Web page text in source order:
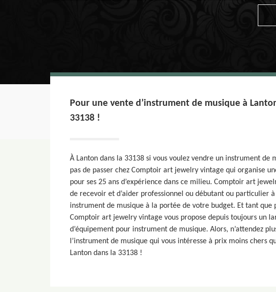
Pour une vente d’instrument de musique à
33138 !
À Lanton dans la 33138 si vous voulez vendre un instrument de
pas de passer chez Comptoir art jewelry vintage qui organise
pour ses 25 ans d’expérience dans ce milieu. Comptoir art
de recevoir et d’aider professionnel ou débutant ou particulier
instrument de musique à la portée de votre budget. Et tant que
Comptoir art jewelry vintage vous propose depuis toujours un
d’équipement pour instrument de musique. Alors, n’attendez
l’instrument de musique qui vous intéresse à prix moins chers
Lanton dans la 33138 !